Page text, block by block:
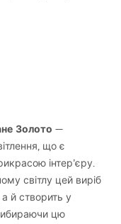
Золото —
що є
інтер’єру.
світлу цей виріб
й створить у
цю